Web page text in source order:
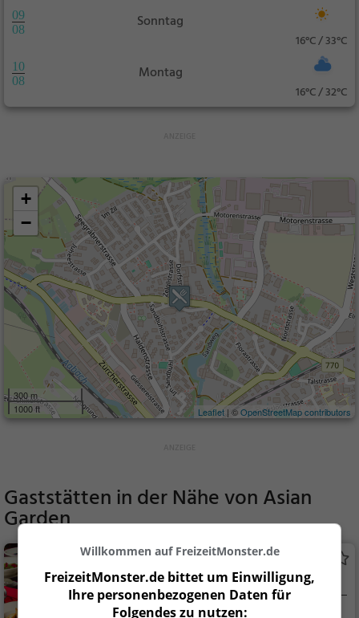
09
08
Sonntag
16°C / 33°C
10
08
Montag
16°C / 32°C
+
−
300 m
1000 ft
Leaflet | ©OpenStreetMap contributors
Gaststätten in der Nähe vonAsian
Garden
El Rolbanito
Restaurant in Wetzikon ZH
Willkommen auf FreizeitMonster.de
FreizeitMonster.de bittet um Einwilligung,
Ihre personenbezogenen Daten für
Folgendes zu nutzen: